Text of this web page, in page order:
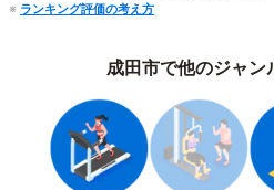
※ ランキング評価の考え方
成田市で他のジャン